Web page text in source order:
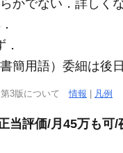
かでない．詳しく
簡用語）委細は後日
第3版について情報 凡例
当評価/月45万も可